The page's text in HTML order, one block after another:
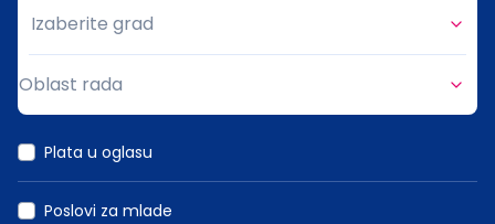
Grad
Izaberite grad
Oblast rada
Plata u oglasu
Poslovi za mlade